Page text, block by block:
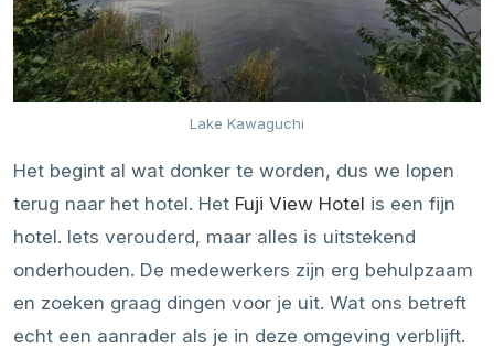
Lake Kawaguchi
Het begint al wat donker te worden, dus we lopen
terug naar het hotel. Het Fuji View Hotel is een fijn
hotel. Iets verouderd, maar alles is uitstekend
onderhouden. De medewerkers zijn erg behulpzaam
en zoeken graag dingen voor je uit. Wat ons betreft
echt een aanrader als je in deze omgeving verblijft.